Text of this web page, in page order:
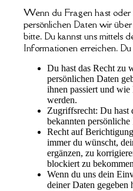
Wenn du Fragen hast oder
persönlichen Daten wir
bitte. Du kannst uns mittels
Informationen erreichen.
Du hast das Recht zu
persönlichen Daten
ihnen passiert und
werden.
Zugriffsrecht: Du hast
bekannten persönliche
Recht auf
immer du wünscht,
ergänzen, zu
blockiert zu
Wenn du uns dein
deiner Daten gegeben